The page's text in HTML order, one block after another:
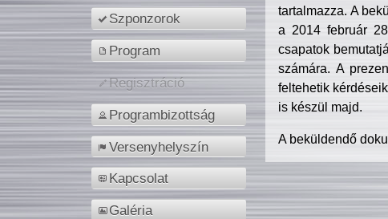
Szponzorok
Program
Regisztráció
Programbizottság
Versenyhelyszín
Kapcsolat
Galéria
tartalmazza. A
a 2014 február
csapatok
számára. A
feltehetik
is készül majd.
A beküldendő